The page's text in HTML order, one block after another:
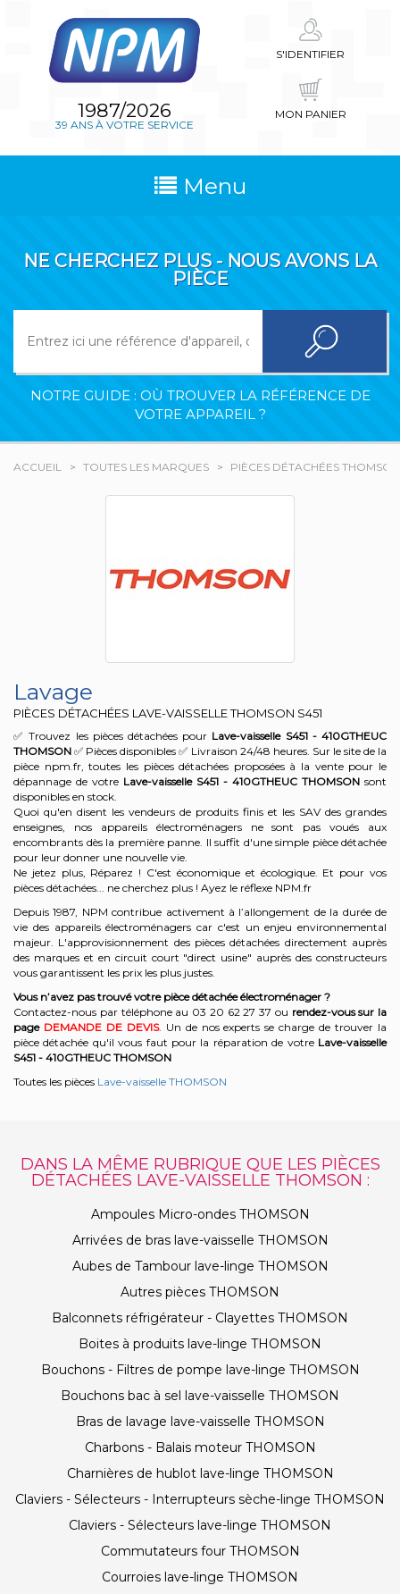
1987/2026
39 ANS À VOTRE SERVICE
S'IDENTIFIER
MON PANIER
Menu
NE CHERCHEZ PLUS - NOUS AVONS LA
PIÈCE
NOTRE GUIDE : OÙ TROUVER LA RÉFÉRENCE DE
VOTRE APPAREIL ?
ACCUEIL TOUTES LES MARQUES PIÈCES DÉTACHÉES THOMSON
Lavage
PIÈCES DÉTACHÉES LAVE-VAISSELLE THOMSON S451
✅ Trouvez les pièces détachées pour Lave-vaisselle S451 - 410GTHEUC
THOMSON✅ Pièces disponibles ✅ Livraison 24/48 heures. Sur le site de la
pièce npm.fr, toutes les pièces détachées proposées à la vente pour le
dépannage de votre Lave-vaisselle S451 - 410GTHEUC THOMSON sont
disponibles en stock.
Quoi qu'en disent les vendeurs de produits finis et les SAV des grandes
enseignes, nos appareils électroménagers ne sont pas voués aux
encombrants dès la première panne. Il suffit d'une simple pièce détachée
pour leur donner une nouvelle vie.
Ne jetez plus, Réparez ! C'est économique et écologique. Et pour vos
pièces détachées... ne cherchez plus ! Ayez le réflexe NPM.fr
Depuis 1987, NPM contribue activement à l’allongement de la durée de
vie des appareils électroménagers car c'est un enjeu environnemental
majeur. L'approvisionnement des pièces détachées directement auprès
des marques et en circuit court "direct usine" auprès des constructeurs
vous garantissent les prix les plus justes.
Vous n’avez pas trouvé votre pièce détachée électroménager ?
Contactez-nous par téléphone au 03 20 62 27 37 ou rendez-vous sur la
page DEMANDE DE DEVIS. Un de nos experts se charge de trouver la
pièce détachée qu'il vous faut pour la réparation de votre Lave-vaisselle
S451 - 410GTHEUC THOMSON
Toutes les pièces Lave-vaisselle THOMSON
DANS LA MÊME RUBRIQUE QUE LES PIÈCES
DÉTACHÉES LAVE-VAISSELLE THOMSON :
Ampoules Micro-ondes THOMSON
Arrivées de bras lave-vaisselle THOMSON
Aubes de Tambour lave-linge THOMSON
Autres pièces THOMSON
Balconnets réfrigérateur - Clayettes THOMSON
Boites à produits lave-linge THOMSON
Bouchons - Filtres de pompe lave-linge THOMSON
Bouchons bac à sel lave-vaisselle THOMSON
Bras de lavage lave-vaisselle THOMSON
Charbons - Balais moteur THOMSON
Charnières de hublot lave-linge THOMSON
Claviers - Sélecteurs - Interrupteurs sèche-linge THOMSON
Claviers - Sélecteurs lave-linge THOMSON
Commutateurs four THOMSON
Courroies lave-linge THOMSON